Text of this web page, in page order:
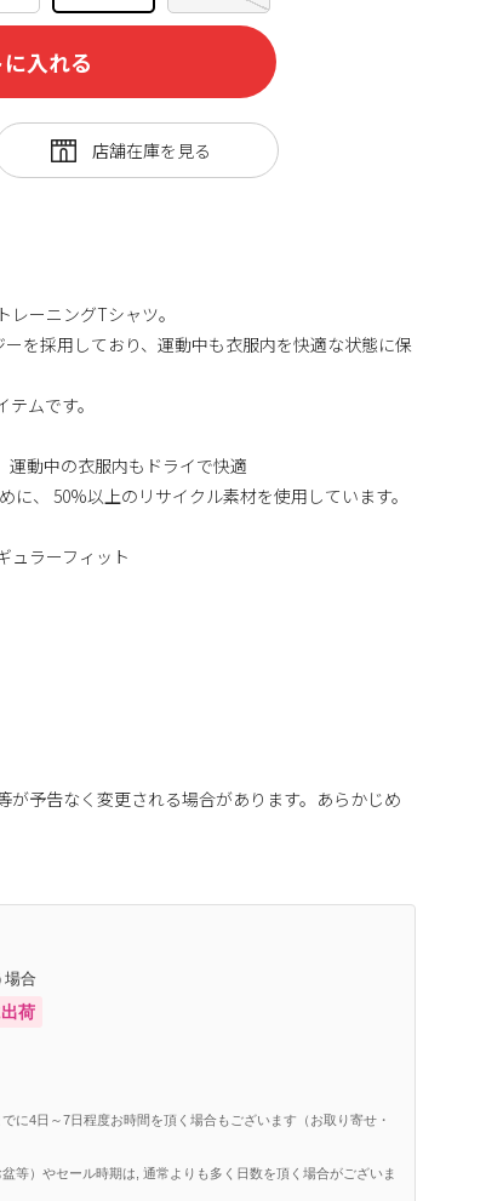
入れる
ーニングTシャツ。
を採用しており、運動中も衣服内を快適な状態に保
ムです。
運動中の衣服内もドライで快適
に、 50%以上のリサイクル素材を使用しています。
ュラーフィット
予告なく変更される場合があります。あらかじめ
場合
荷
に4日～7日程度お時間を頂く場合もございます（お取り寄せ・
等）やセール時期は, 通常よりも多く日数を頂く場合がございま